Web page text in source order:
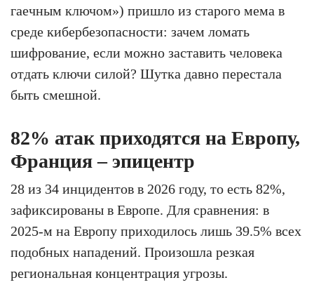
гаечным ключом») пришло из старого мема в
среде кибербезопасности: зачем ломать
шифрование, если можно заставить человека
отдать ключи силой? Шутка давно перестала
быть смешной.
82% атак приходятся на Европу,
Франция – эпицентр
28 из 34 инцидентов в 2026 году, то есть 82%,
зафиксированы в Европе. Для сравнения: в
2025-м на Европу приходилось лишь 39.5% всех
подобных нападений. Произошла резкая
региональная концентрация угрозы.